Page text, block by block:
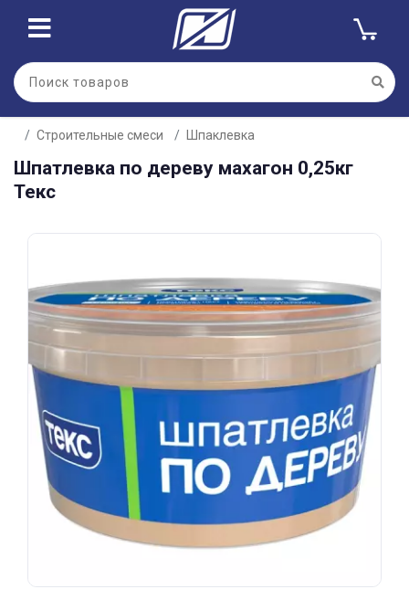
Строительные смеси Шпаклевка
Шпатлевка по дереву махагон 0,25кг
Текс
Для клиентов всех банков
Разбейте
оплатуна части
График платежей
Сегодня
Добавляйте товары
в корзину
Оплачивайте сегодня только
% картой любого банка